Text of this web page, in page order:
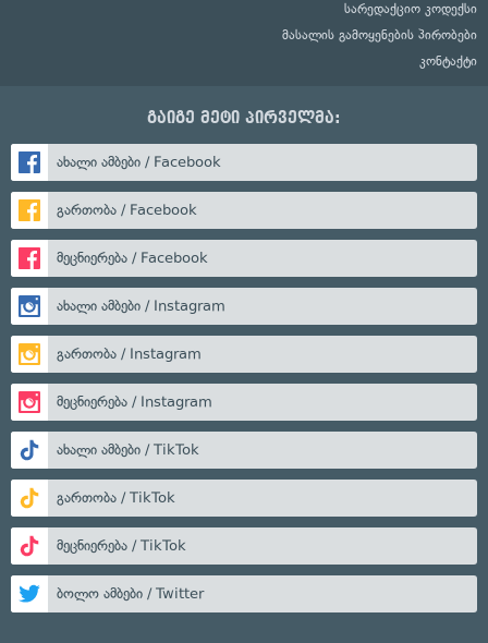
სარედაქციო კოდექსი
მასალის გამოყენების პირობები
კონტაქტი
გაიგე მეტი პირველმა:
ახალი ამბები / Facebook
გართობა / Facebook
მეცნიერება / Facebook
ახალი ამბები / Instagram
გართობა / Instagram
მეცნიერება / Instagram
ახალი ამბები / TikTok
გართობა / TikTok
მეცნიერება / TikTok
ბოლო ამბები / Twitter